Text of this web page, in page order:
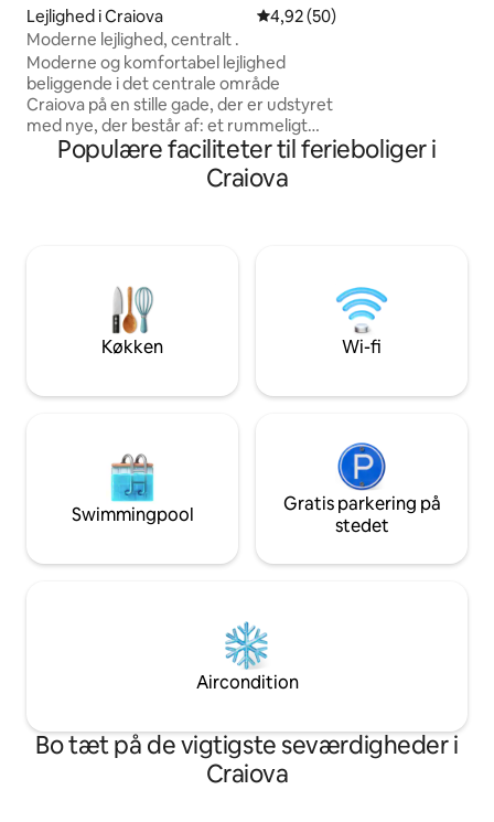
Lejlighed i Craiova 4,92 ud af 5 i gennemsnitlig
4,92 (50)
Moderne lejlighed, centralt .
Moderne og komfortabel lejlighed
beliggende i det centrale område
Craiova på en stille gade, der er udstyret
med nye, der består af: et rummeligt
soveværelse udstyret med en
dobbeltseng, tv,
skrivebord,kommode;en stue med stort
kaffemaskine, emhætte, tallerkener,
kopper, bestik, køkkenredskaber osv.;en
gang med bøjle og dressing. Alle møbler
og faciliteter er nye.
topprioritet, og
med gode
Populære faciliteter til ferieboliger i
Craiova
Køkken Wi-fi
Swimmingpool
Gratis parkering på
stedet
Aircondition
Bo tæt på de vigtigste seværdigheder i
Craiova